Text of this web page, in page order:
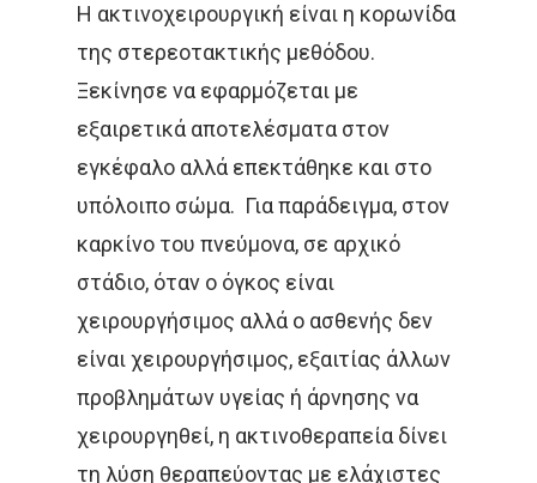
Η ακτινοχειρουργική είναι η κορωνίδα
της στερεοτακτικής μεθόδου.
Ξεκίνησε να εφαρμόζεται με
εξαιρετικά αποτελέσματα στον
εγκέφαλο αλλά επεκτάθηκε και στο
υπόλοιπο σώμα. Για παράδειγμα, στον
καρκίνο του πνεύμονα, σε αρχικό
στάδιο, όταν ο όγκος είναι
χειρουργήσιμος αλλά ο ασθενής δεν
είναι χειρουργήσιμος, εξαιτίας άλλων
προβλημάτων υγείας ή άρνησης να
χειρουργηθεί, η ακτινοθεραπεία δίνει
τη λύση θεραπεύοντας με ελάχιστες
Και Πρωκτού
Καρκίνος
& Ενδομητρίου
Καρκίνος Του
Κύστεως
Σαρκώματα –
Δέρματος
Σπάνιοι Όγκοι
Εφημερίδες &
Video
Έρευνα
Αναζήτηση
Άκος | Δείτε Τα Βίντεο